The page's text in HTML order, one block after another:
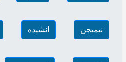
نيميجن انشيده